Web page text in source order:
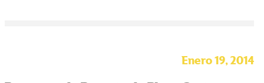
Enero 19, 2014